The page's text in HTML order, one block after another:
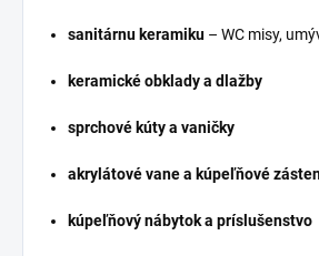
sanitárnu keramiku – WC misy,
keramické obklady a dlažby
sprchové kúty a vaničky
akrylátové vane a kúpeľňové
kúpeľňový nábytok a príslušenstvo